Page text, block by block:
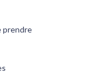
prendre